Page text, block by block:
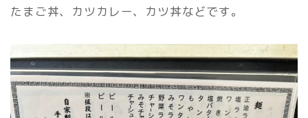
たまご丼、カツカレー、カツ丼などです。